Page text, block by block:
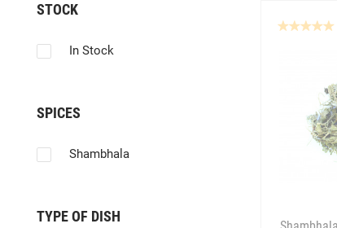
STOCK
In Stock
SPICES
Shambhala
TYPE OF DISH